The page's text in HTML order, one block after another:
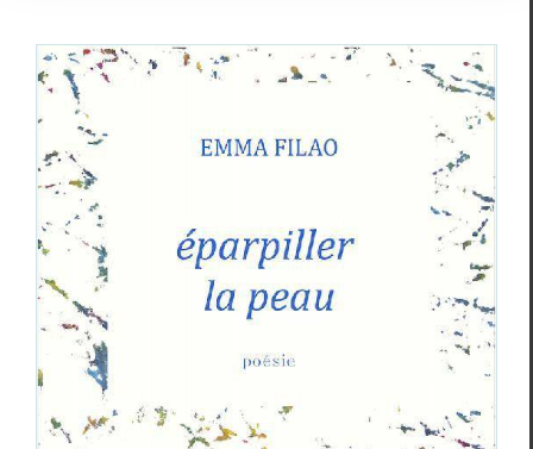
Teo Libardo, Il suffira
éparpiller la peau, Élisa Coste, Les chambres